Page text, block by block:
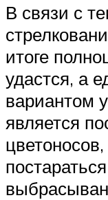
В связи с
итоге
удастся, а
вариантом
является